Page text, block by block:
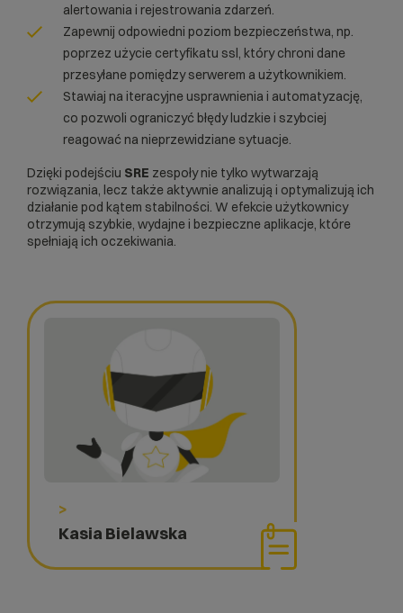
>
Kasia Bielawska
alertowania i rejestrowania zdarzeń.
Zapewnij odpowiedni poziom bezpieczeństwa, np.
poprzez użycie certyfikatu ssl, który chroni dane
przesyłane pomiędzy serwerem a użytkownikiem.
Stawiaj na iteracyjne usprawnienia i automatyzację,
co pozwoli ograniczyć błędy ludzkie i szybciej
reagować na nieprzewidziane sytuacje.
Dzięki podejściu SRE zespoły nie tylko wytwarzają
rozwiązania, lecz także aktywnie analizują i optymalizują ich
działanie pod kątem stabilności. W efekcie użytkownicy
otrzymują szybkie, wydajne i bezpieczne aplikacje, które
spełniają ich oczekiwania.